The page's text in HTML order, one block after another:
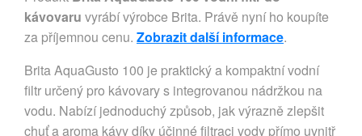
kávovaru vyrábí výrobce Brita. Právě nyní ho koupíte
za příjemnou cenu. Zobrazit další informace.
Brita AquaGusto 100 je praktický a kompaktní vodní
filtr určený pro kávovary s integrovanou nádržkou na
vodu. Nabízí jednoduchý způsob, jak výrazně zlepšit
chuť a aroma kávy díky účinné filtraci vody přímo uvnitř